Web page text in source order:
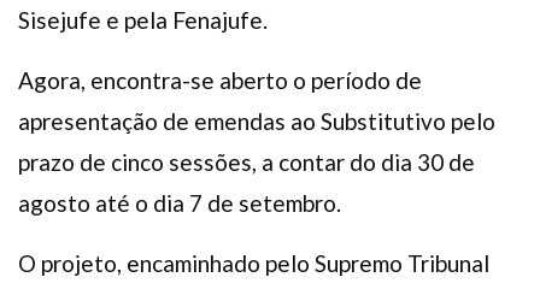
Sisejufe e pela Fenajufe.
Agora, encontra-se aberto o período de
apresentação de emendas ao Substitutivo pelo
prazo de cinco sessões, a contar do dia 30 de
agosto até o dia 7 de setembro.
O projeto, encaminhado pelo Supremo Tribunal